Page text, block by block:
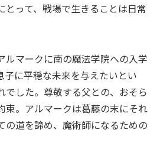
とって、戦場で生きることは日常
ルマークに南の魔法学院への入学
子に平穏な未来を与えたいとい
でした。尊敬する父との、おそら
束。アルマークは葛藤の末にそれ
の道を諦め、魔術師になるための